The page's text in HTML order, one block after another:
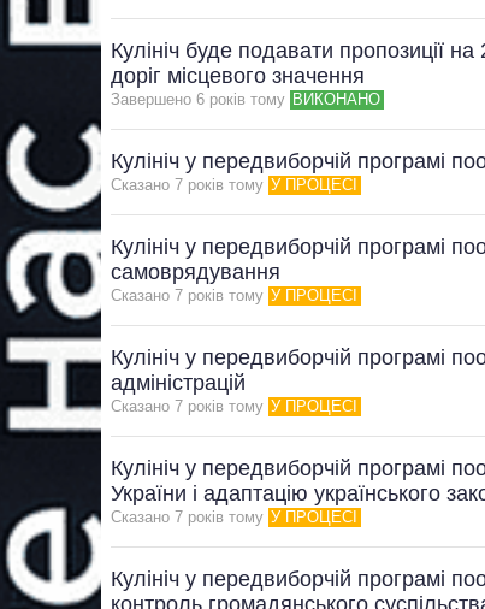
Кулініч буде подавати пропозиції
доріг місцевого значення
Завершено 6 рокiв тому ВИКОНАНО
Кулініч у передвиборчій програмі
Сказано 7 рокiв тому У ПРОЦЕСІ
Кулініч у передвиборчій програмі
самоврядування
Сказано 7 рокiв тому У ПРОЦЕСІ
Кулініч у передвиборчій програмі
адміністрацій
Сказано 7 рокiв тому У ПРОЦЕСІ
Кулініч у передвиборчій програмі
України і адаптацію українського
Сказано 7 рокiв тому У ПРОЦЕСІ
Кулініч у передвиборчій програмі